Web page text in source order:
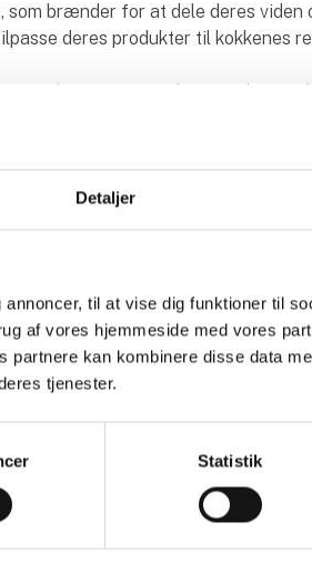
Detaljer
til at vise dig funktioner til
af vores hjemmeside med vores
partnere kan kombinere disse data
tjenester.
Statistik
som brænder for at dele deres viden
deres produkter til kokkenes
og
indsigter, som
by